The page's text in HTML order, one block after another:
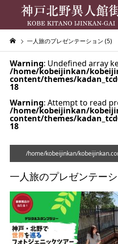
一人旅のプレゼンテーション (5)
Warning: Undefined array
/home/kobeijinkan/
content/themes/
18
Warning: Attempt to read
/home/kobeijinkan/
content/themes/
18
/home/kobeijinkan/
content/themes/kadan_tcd056/
Warning : Undefined
/home/kobeijinkan/
content/themes/kadan_tcd056/
一人旅のプレゼンテー